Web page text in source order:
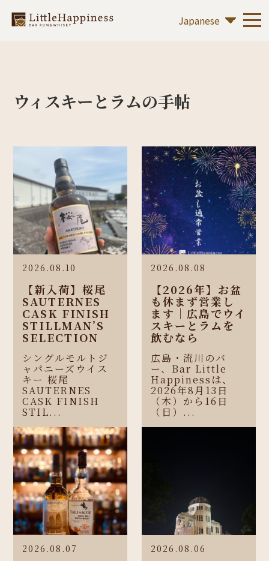
ウィスキーとラムの手帖
2026.08.10
【新入荷】桜尾
SAUTERNES
CASK FINISH
STILLMAN’S
SELECTION
シングルモルトジ
ャパニーズウイス
キー 桜尾
SAUTERNES
CASK FINISH
STIL...
2026.08.08
【2026年】お盆
も休まず営業し
ます｜広島でウイ
スキーとラムを
飲むなら
広島・流川のバ
ー、Bar Little
Happinessは、
2026年8月13日
（木）から16日
（日）...
2026.08.07 2026.08.06